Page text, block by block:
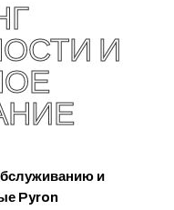
И
и
Pyron